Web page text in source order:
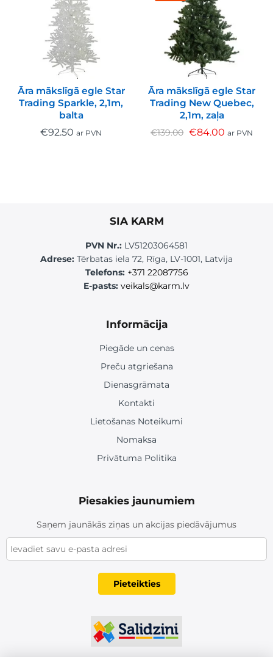
Āra mākslīgā egle Star
Trading Sparkle, 2,1m,
balta
€92.50 ar PVN
Āra mākslīgā egle Star
Trading New Quebec,
2,1m, zaļa
€139.00 €84.00 ar PVN
SIA KARM
PVN Nr.: LV51203064581
Adrese: Tērbatas iela 72, Rīga, LV-1001, Latvija
Telefons: +371 22087756
E-pasts: veikals@karm.lv
Informācija
Piegāde un cenas
Preču atgriešana
Dienasgrāmata
Kontakti
Lietošanas Noteikumi
Nomaksa
Privātuma Politika
Piesakies jaunumiem
Saņem jaunākās ziņas un akcijas piedāvājumus
Pieteikties